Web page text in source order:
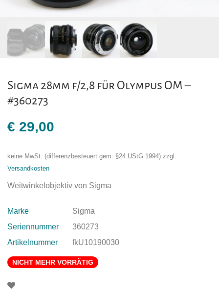
Sigma 28mm f/2,8 für Olympus OM –
#360273
€ 29,00
keine MwSt. (differenzbesteuert gem. §24 UStG 1994) zzgl.
Versandkosten
Weitwinkelobjektiv von Sigma
Marke
Sigma
Seriennummer
360273
Artikelnummer
fkU10190030
NICHT MEHR VORRÄTIG